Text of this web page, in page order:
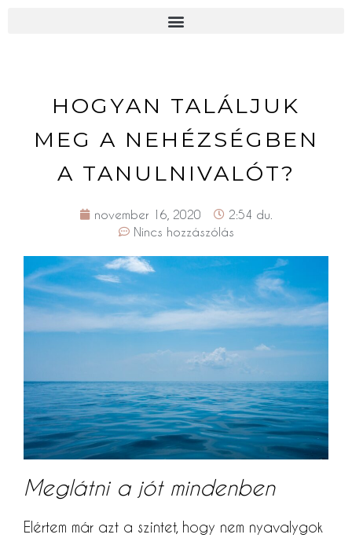
HOGYAN TALÁLJUK
MEG A NEHÉZSÉGBEN
A TANULNIVALÓT?
november 16, 2020
2:54 du.
Nincs hozzászólás
Meglátni a jót mindenben
Elértem már azt a szintet, hogy nem nyavalygok